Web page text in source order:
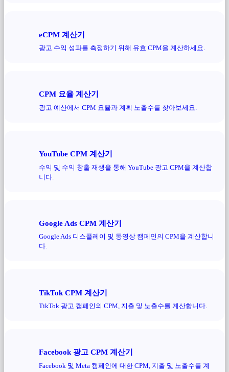
eCPM 계산기
광고 수익 성과를 측정하기 위해 유효 CPM을 계산하세요.
CPM 요율 계산기
광고 예산에서 CPM 요율과 계획 노출수를 찾아보세요.
YouTube CPM 계산기
수익 및 수익 창출 재생을 통해 YouTube 광고 CPM을 계산합
니다.
Google Ads CPM 계산기
Google Ads 디스플레이 및 동영상 캠페인의 CPM을 계산합니
다.
TikTok CPM 계산기
TikTok 광고 캠페인의 CPM, 지출 및 노출수를 계산합니다.
Facebook 광고 CPM 계산기
Facebook 및 Meta 캠페인에 대한 CPM, 지출 및 노출수를 계